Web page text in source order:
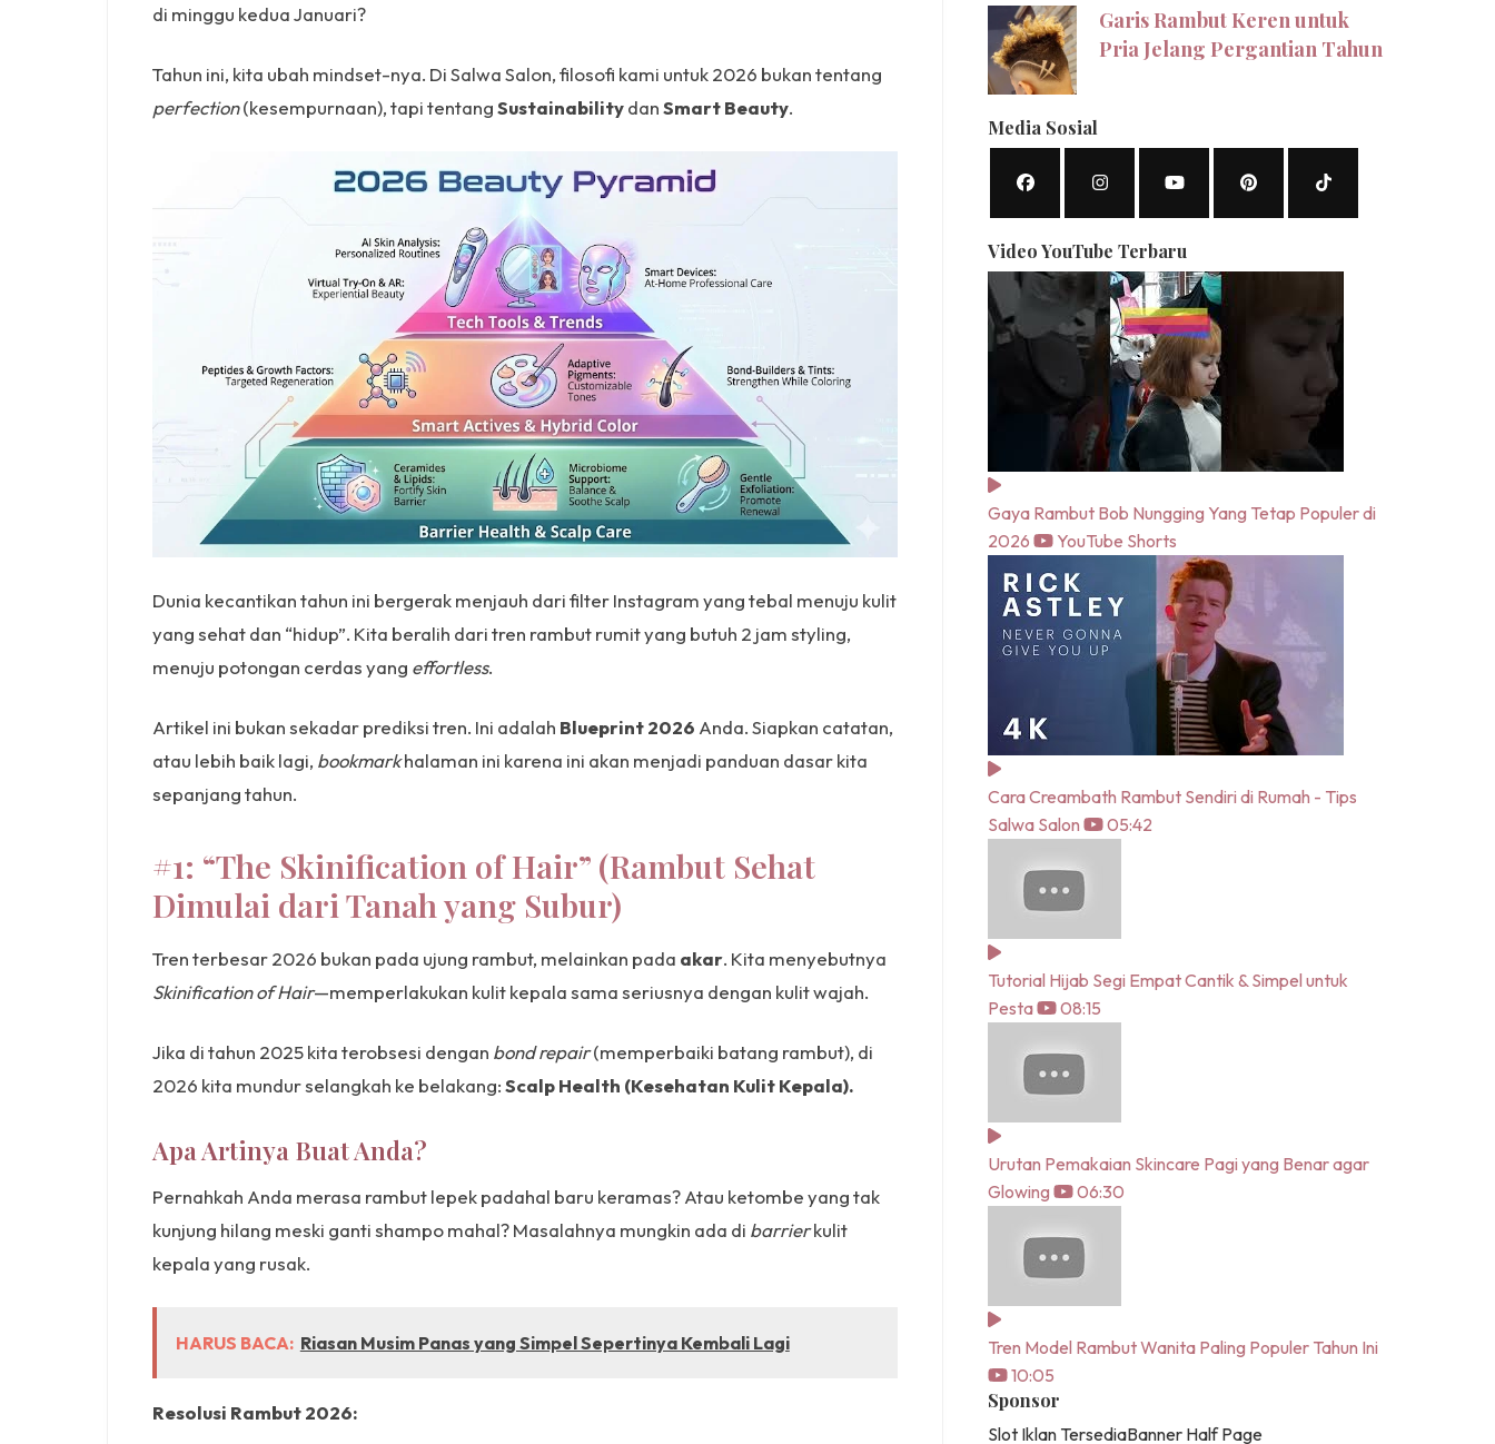
di minggu kedua Januari?
Tahun ini, kita ubah mindset-nya. Di Salwa Salon, filosofi kami untuk 2026 bukan tentang
perfection(kesempurnaan), tapi tentangSustainabilitydanSmart Beauty.
Dunia kecantikan tahun ini bergerak menjauh dari filter Instagram yang tebal menuju kulit
yang sehat dan “hidup”. Kita beralih dari tren rambut rumit yang butuh 2 jam styling,
menuju potongan cerdas yang effortless.
Artikel ini bukan sekadar prediksi tren. Ini adalah Blueprint 2026 Anda. Siapkan catatan,
atau lebih baik lagi, bookmarkhalaman ini karena ini akan menjadi panduan dasar kita
sepanjang tahun.
#1: “The Skinification of Hair” (Rambut Sehat
Dimulai dari Tanah yang Subur)
Tren terbesar 2026 bukan pada ujung rambut, melainkan pada akar. Kita menyebutnya
Skinification of Hair—memperlakukan kulit kepala sama seriusnya dengan kulit wajah.
Jika di tahun 2025 kita terobsesi dengan bond repair(memperbaiki batang rambut), di
2026 kita mundur selangkah ke belakang:Scalp Health (Kesehatan Kulit Kepala).
Apa Artinya Buat Anda?
Pernahkah Anda merasa rambut lepek padahal baru keramas? Atau ketombe yang tak
kunjung hilang meski ganti shampo mahal? Masalahnya mungkin ada di barrierkulit
kepala yang rusak.
HARUS BACA: Riasan Musim Panas yang Simpel Sepertinya Kembali Lagi
Resolusi Rambut 2026:
Garis Rambut Keren untuk
Pria Jelang Pergantian Tahun
Media Sosial
Video YouTube Terbaru
Gaya Rambut Bob Nungging Yang Tetap Populer di
2026
YouTube Shorts
Cara Creambath Rambut Sendiri di Rumah - Tips
Salwa Salon
05:42
Tutorial Hijab Segi Empat Cantik & Simpel untuk
Pesta
08:15
Urutan Pemakaian Skincare Pagi yang Benar agar
Glowing
06:30
Tren Model Rambut Wanita Paling Populer Tahun Ini
10:05
Sponsor
Slot Iklan TersediaBanner Half Page